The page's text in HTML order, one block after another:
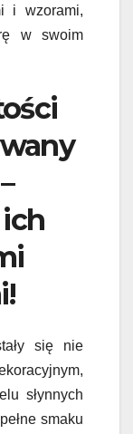
i wzorami,
w swoim
się nie
słynnych
smaku